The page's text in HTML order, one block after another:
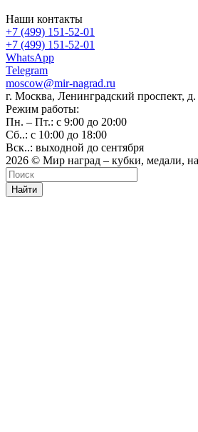
Наши контакты
+7 (499) 151-52-01
+7 (499) 151-52-01
WhatsApp
Telegram
moscow@mir-nagrad.ru
г. Москва, Ленинградский проспект, д.
Режим работы:
Пн. – Пт.: с 9:00 до 20:00
Сб..: с 10:00 до 18:00
Вск..: выходной до сентября
2026 © Мир наград – кубки, медали,
Найти